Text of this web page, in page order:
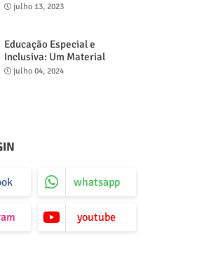
julho 13, 2023
Educação Especial e
Inclusiva: Um Material
Didático
julho 04, 2024
whatsapp
youtube